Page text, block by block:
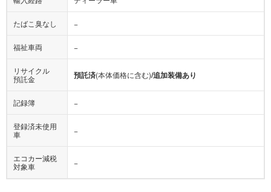
たばこ臭なし −
福祉車両 −
リサイクル
預託金
預託済(本体価格に含む)/追加装備あり
記録簿 −
登録済未使用
車
−
エコカー減税
対象車
−